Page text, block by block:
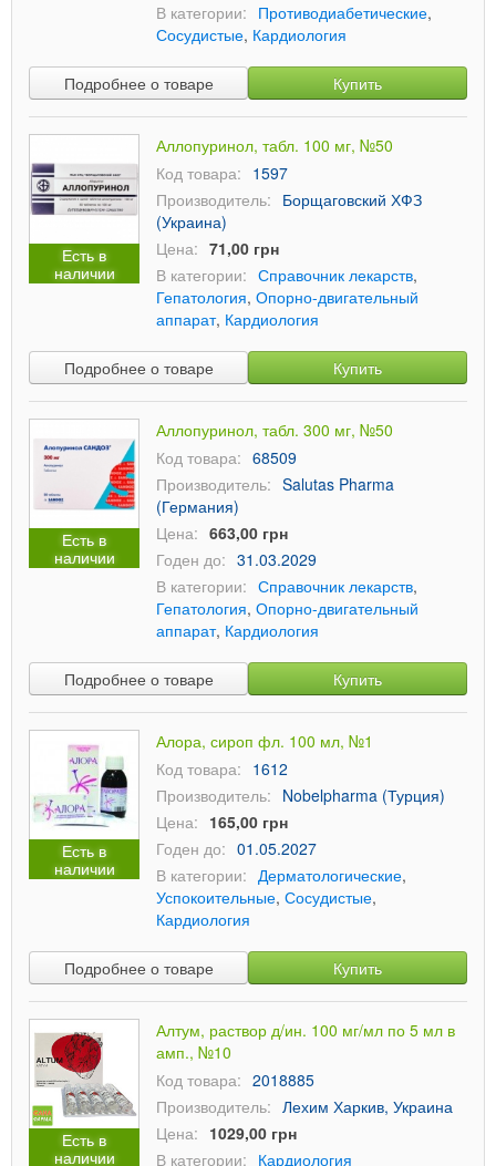
В категории: Противодиабетические,
Сосудистые, Кардиология
Подробнее о товаре Купить
Есть в
наличии
Аллопуринол, табл. 100 мг, №50
Код товара: 1597
Производитель: Борщаговский ХФЗ
(Украина)
Цена: 71,00 грн
В категории: Справочник лекарств,
Гепатология, Опорно-двигательный
аппарат, Кардиология
Подробнее о товаре Купить
Есть в
наличии
Аллопуринол, табл. 300 мг, №50
Код товара: 68509
Производитель: Salutas Pharma
(Германия)
Цена: 663,00 грн
Годен до: 31.03.2029
В категории: Справочник лекарств,
Гепатология, Опорно-двигательный
аппарат, Кардиология
Подробнее о товаре Купить
Есть в
наличии
Алора, сироп фл. 100 мл, №1
Код товара: 1612
Производитель: Nobelpharma (Турция)
Цена: 165,00 грн
Годен до: 01.05.2027
В категории: Дерматологические,
Успокоительные, Сосудистые,
Кардиология
Подробнее о товаре Купить
Есть в
наличии
Алтум, раствор д/ин. 100 мг/мл по 5 мл в
амп., №10
Код товара: 2018885
Производитель: Лехим Харкив, Украина
Цена: 1029,00 грн
В категории: Кардиология